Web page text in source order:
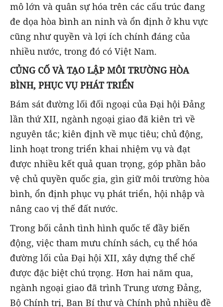
mô lớn và quân sự hóa trên các cấu trúc đang
đe dọa hòa bình an ninh và ổn định ở khu vực
cũng như quyền và lợi ích chính đáng của
nhiều nước, trong đó có Việt Nam.
CỦNG CỐ VÀ TẠO LẬP MÔI TRƯỜNG HÒA
BÌNH, PHỤC VỤ PHÁT TRIỂN
Bám sát đường lối đối ngoại của Đại hội Đảng
lần thứ XII, ngành ngoại giao đã kiên trì về
nguyên tắc; kiên định về mục tiêu; chủ động,
linh hoạt trong triển khai nhiệm vụ và đạt
được nhiều kết quả quan trọng, góp phần bảo
vệ chủ quyền quốc gia, gìn giữ môi trường hòa
bình, ổn định phục vụ phát triển, hội nhập và
nâng cao vị thế đất nước.
Trong bối cảnh tình hình quốc tế đầy biến
động, việc tham mưu chính sách, cụ thể hóa
đường lối của Đại hội XII, xây dựng thể chế
được đặc biệt chú trọng. Hơn hai năm qua,
ngành ngoại giao đã trình Trung ương Đảng,
Bộ Chính trị, Ban Bí thư và Chính phủ nhiều đề